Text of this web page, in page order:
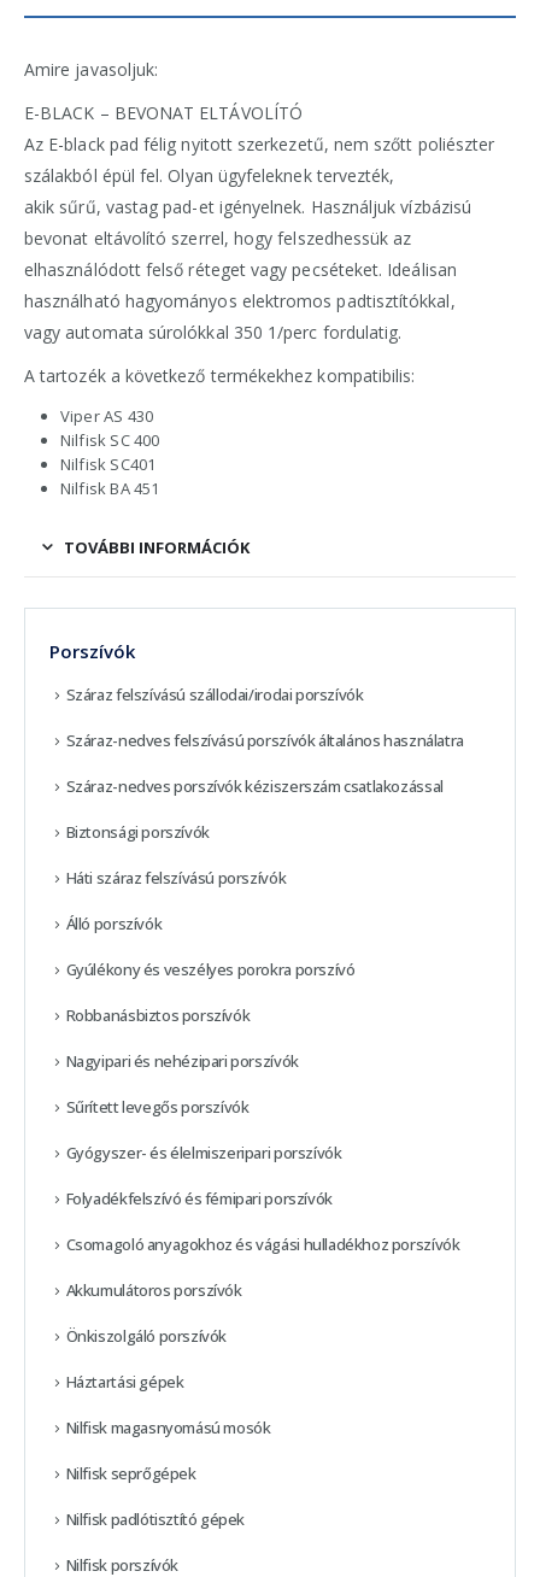
Amire javasoljuk:
E-BLACK – BEVONAT ELTÁVOLÍTÓ
Az E-black pad félig nyitott szerkezetű, nem szőtt poliészter
szálakból épül fel. Olyan ügyfeleknek tervezték,
akik sűrű, vastag pad-et igényelnek. Használjuk vízbázisú
bevonat eltávolító szerrel, hogy felszedhessük az
elhasználódott felső réteget vagy pecséteket. Ideálisan
használható hagyományos elektromos padtisztítókkal,
vagy automata súrolókkal 350 1/perc fordulatig.
A tartozék a következő termékekhez kompatibilis:
Viper AS 430
Nilfisk SC 400
Nilfisk SC401
Nilfisk BA 451
TOVÁBBI INFORMÁCIÓK
Porszívók
Száraz felszívású szállodai/irodai porszívók
Száraz-nedves felszívású porszívók általános használatra
Száraz-nedves porszívók kéziszerszám csatlakozással
Biztonsági porszívók
Háti száraz felszívású porszívók
Álló porszívók
Gyúlékony és veszélyes porokra porszívó
Robbanásbiztos porszívók
Nagyipari és nehézipari porszívók
Sűrített levegős porszívók
Gyógyszer- és élelmiszeripari porszívók
Folyadékfelszívó és fémipari porszívók
Csomagoló anyagokhoz és vágási hulladékhoz porszívók
Akkumulátoros porszívók
Önkiszolgáló porszívók
Háztartási gépek
Nilfisk magasnyomású mosók
Nilfisk seprőgépek
Nilfisk padlótisztító gépek
Nilfisk porszívók